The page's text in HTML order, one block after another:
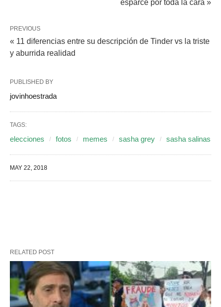
esparce por toda la cara »
PREVIOUS
« 11 diferencias entre su descripción de Tinder vs la triste
y aburrida realidad
PUBLISHED BY
jovinhoestrada
TAGS:
elecciones fotos memes sasha grey sasha salinas
MAY 22, 2018
RELATED POST